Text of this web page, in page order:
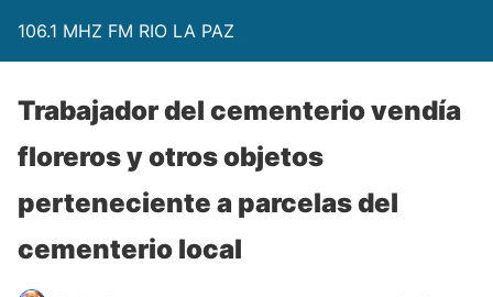
106.1 MHZ FM RIO LA PAZ
Trabajador del cementerio vendía
floreros y otros objetos
perteneciente a parcelas del
cementerio local